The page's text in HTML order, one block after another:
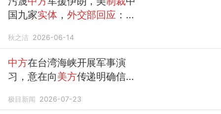
国九家实体 ， 外交部回应 ：必
秋之洁 2026-06-14
中方在台湾海峡开展军事演
习，意在向美方传递明确信
极目新闻 2026-07-23